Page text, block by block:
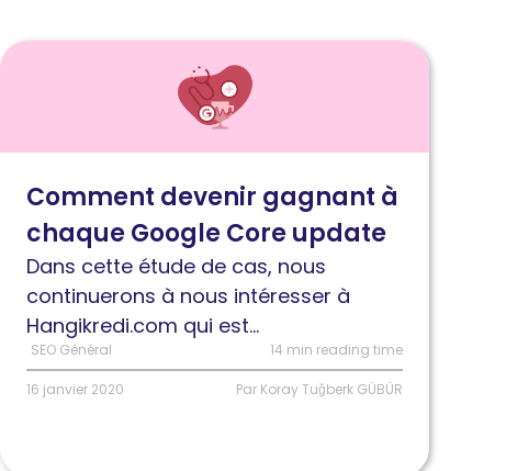
Lire
chaque
Google
Core
update
Comment devenir gagnant à
chaque Google Core update
Dans cette étude de cas, nous
continuerons à nous intéresser à
Hangikredi.com qui est...
SEO Général 14 min reading time
16 janvier 2020 Par Koray Tuğberk GÜBÜR